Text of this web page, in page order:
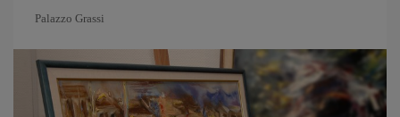
Palazzo Grassi